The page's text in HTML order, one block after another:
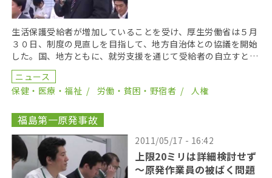
生活保護受給者が増加していることを受け、厚生労働省は５月
３０日、制度の見直しを目指して、地方自治体との協議を開始
した。国、地方ともに、就労支援を通じて受給者の自立すとし
ており、８月をメドに具体案をまとめる。協議の内容によ […]
ニュース
保健・医療・福祉
労働・貧困・野宿者 人権
福島第一原発事故
2011/05/17 - 16:42
上限20ミリは詳細検討せず
～原発作業員の被ばく問題